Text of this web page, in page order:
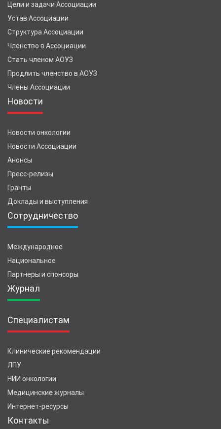
Цели и задачи Ассоциации
Устав Ассоциации
Структура Ассоциации
Членство в Ассоциации
Стать членом АОУЗ
Продлить членство в АОУЗ
Члены Ассоциации
Новости
Новости онкологии
Новости Ассоциации
Анонсы
Пресс-релизы
Гранты
Доклады и выступления
Сотрудничество
Международное
Национальное
Партнеры и спонсоры
Журнал
Специалистам
Клинические рекомендации
ЛПУ
НИИ онкологии
Медицинские журналы
Интернет-ресурсы
Контакты